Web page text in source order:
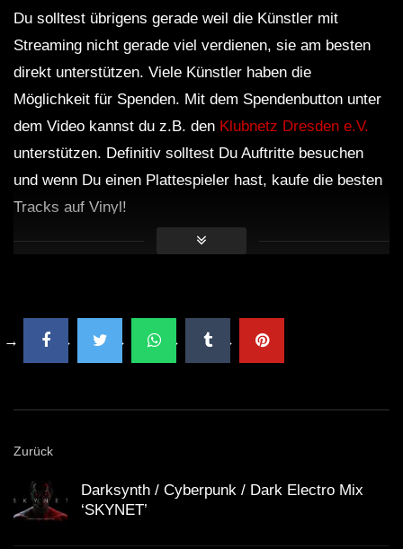
Mix ‘Revenge ll’ | Dark Electro
Cyberpunk / Midtempo / Industrial Bass
Darksynth / Cyberpunk / Dark Electro
Mix ‘AVARICE’
Dark Clubbing / Bass House / Dark
1 HOUR DARK CLUBBING | Dark
Du solltest übrigens gerade weil die Künstler mit
Streaming nicht gerade viel verdienen, sie am besten
direkt unterstützen. Viele Künstler haben die
Möglichkeit für Spenden. Mit dem Spendenbutton unter
dem Video kannst du z.B. den Klubnetz Dresden e.V.
unterstützen. Definitiv solltest Du Auftritte besuchen
und wenn Du einen Plattespieler hast, kaufe die besten
Tracks auf Vinyl!
Zurück
Darksynth / Cyberpunk / Dark Electro Mix
‘SKYNET’